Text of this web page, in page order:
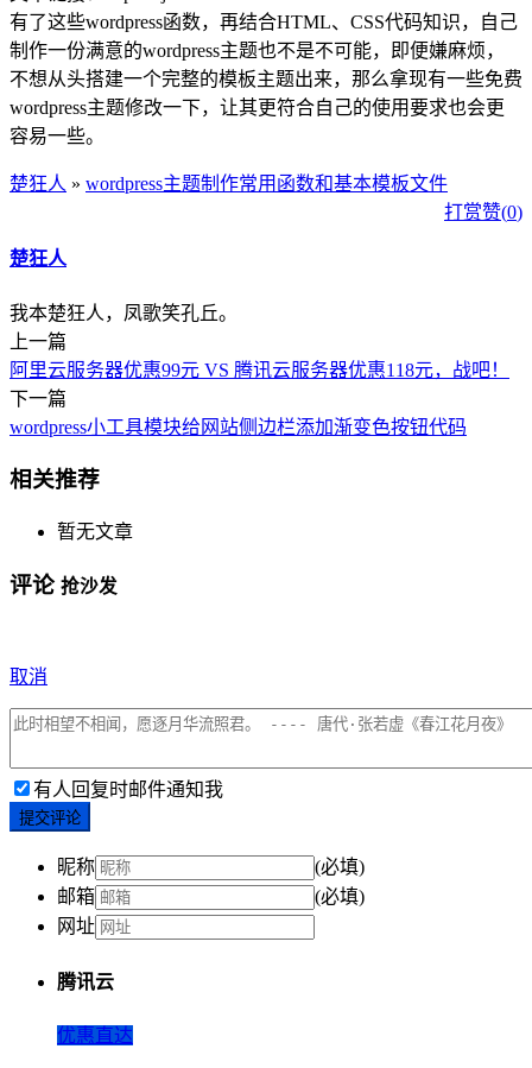
有了这些wordpress函数，再结合HTML、CSS代码知识，自己
制作一份满意的wordpress主题也不是不可能，即便嫌麻烦，
不想从头搭建一个完整的模板主题出来，那么拿现有一些免费
wordpress主题修改一下，让其更符合自己的使用要求也会更
容易一些。
楚狂人 » wordpress主题制作常用函数和基本模板文件
打赏赞(0)
楚狂人
我本楚狂人，凤歌笑孔丘。
上一篇
阿里云服务器优惠99元 VS 腾讯云服务器优惠118元，战吧！
下一篇
wordpress小工具模块给网站侧边栏添加渐变色按钮代码
相关推荐
暂无文章
评论 抢沙发
取消
有人回复时邮件通知我
提交评论
昵称
(必填)
邮箱
(必填)
网址
腾讯云
优惠直达